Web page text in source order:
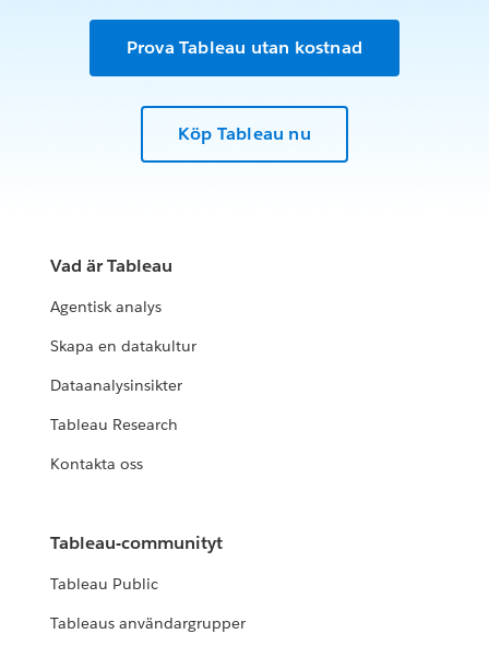
Prova Tableau utan kostnad
Köp Tableau nu
Vad är Tableau
Agentisk analys
Skapa en datakultur
Dataanalysinsikter
Tableau Research
Kontakta oss
Tableau-communityt
Tableau Public
Tableaus användargrupper